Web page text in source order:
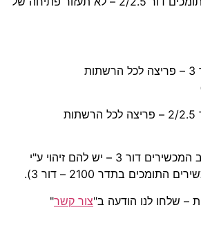
מכשירים התומכים דור 3 – פריצה לכל הרשתות
מכשירים התומכים דור 2/2.5 – פריצה לכל הרשתות
זיהוי מכשיר דור 3 : רוב המכשירים דור 3 – יש להם זיהוי ע"י
בתדר 2100 – דור 3).
– שלחו לנו הודעה ב"צור קשר"